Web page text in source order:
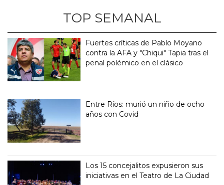
TOP SEMANAL
Fuertes críticas de Pablo Moyano
contra la AFA y "Chiqui" Tapia tras el
penal polémico en el clásico
Entre Ríos: murió un niño de ocho
años con Covid
Los 15 concejalitos expusieron sus
iniciativas en el Teatro de La Ciudad